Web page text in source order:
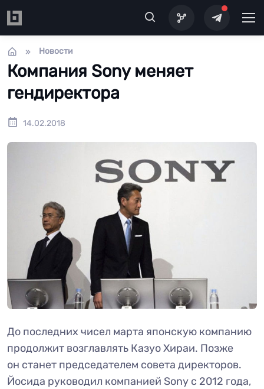
Новости
Компания Sony меняет
гендиректора
14.02.2018
До последних чисел марта японскую компанию
продолжит возглавлять Казуо Хираи. Позже
он станет председателем совета директоров.
Йосида руководил компанией Sony с 2012 года,